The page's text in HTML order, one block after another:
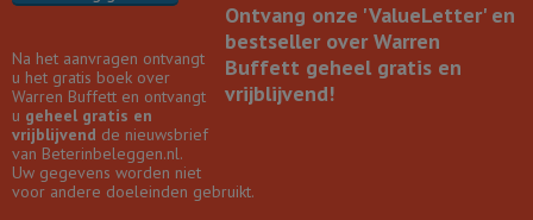
Ontvang onze 'ValueLetter' en
bestseller over Warren
Buffett geheel gratis en
vrijblijvend!
Na het aanvragen ontvangt
u het gratis boek over
Warren Buffett en ontvangt
u geheel gratis en
vrijblijvend de nieuwsbrief
van Beterinbeleggen.nl.
Uw gegevens worden niet
voor andere doeleinden gebruikt.